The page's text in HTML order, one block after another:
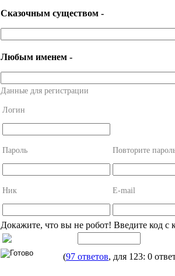
Сказочным существом -
Любым именем -
Данные для регистрации
Логин
Пароль Повторите
Ник E-mail
Докажите, что вы не робот! Введите код с
(97 ответов, для 123: 0